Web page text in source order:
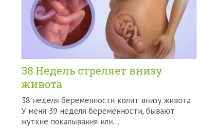
38 Недель стреляет внизу
живота
38 неделя беременности колит внизу живота
У меня 39 неделя беременности, бывают
жуткие покалывания или…